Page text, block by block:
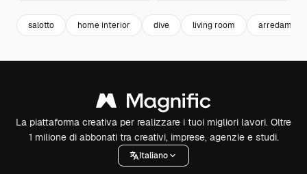
salotto home interior dive living room
La piattaforma creativa per realizzare i tuoi migliori lavori. Oltre
1 milione di abbonati tra creativi, imprese, agenzie e studi.
Italiano